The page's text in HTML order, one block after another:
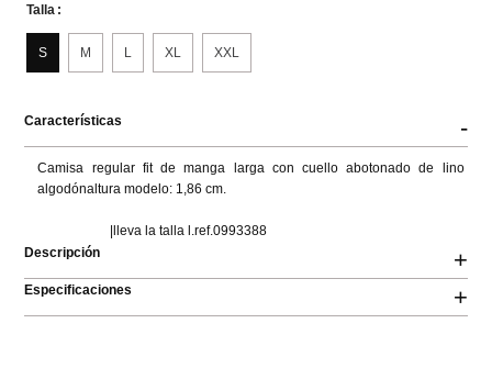
Talla
L
M
S XL XXL
Características -
Camisa regular fit de manga larga con cuello abotonado de lino
algodónaltura modelo: 1,86 cm.
                      |lleva la talla l.ref.0993388
Descripción
+
Especificaciones +